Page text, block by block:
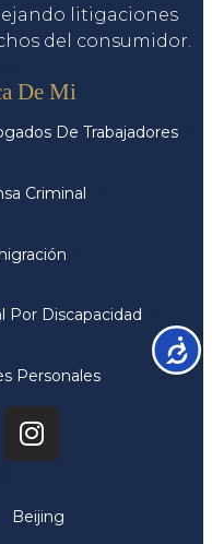
litigaciones
del consumidor.
De Mi
De Trabajadores
Criminal
Por Discapacidad
Personales
Beijing